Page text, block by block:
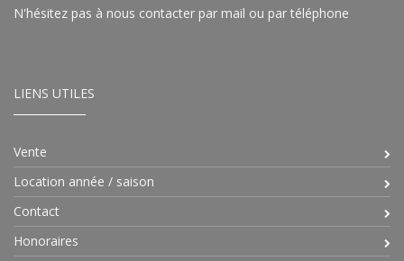
N'hésitez pas à nous contacter par mail ou par téléphone
LIENS UTILES
Vente
Location année / saison
Contact
Honoraires